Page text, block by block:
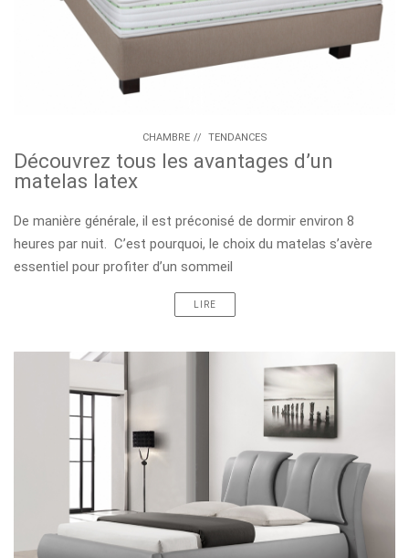
CHAMBRE // TENDANCES
Découvrez tous les avantages d’un
matelas latex
De manière générale, il est préconisé de dormir environ 8
heures par nuit. C’est pourquoi, le choix du matelas s’avère
essentiel pour profiter d’un sommeil
LIRE